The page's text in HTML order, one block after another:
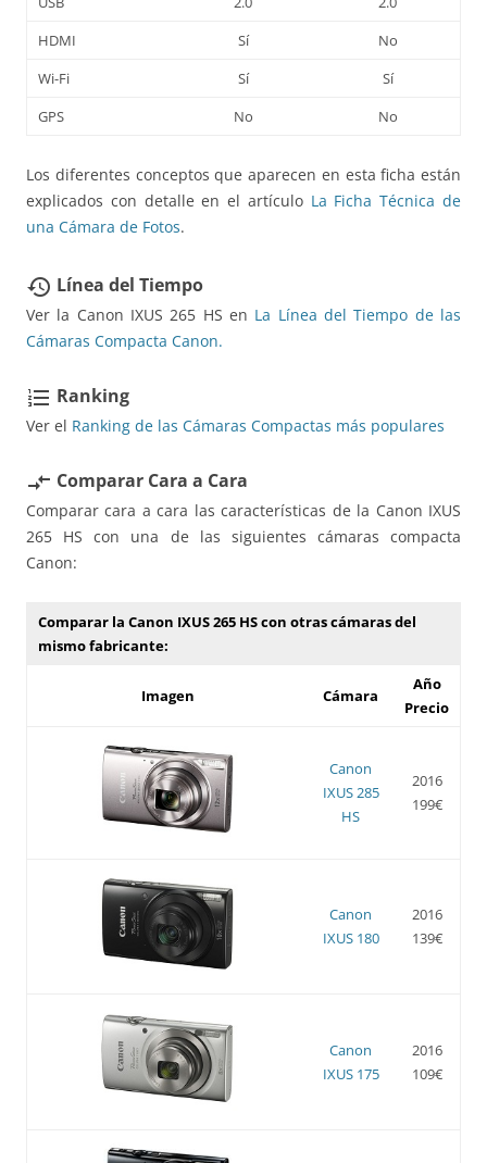
HDMI
Sí
No
Wi-Fi
Sí
Sí
GPS
No No
Los diferentes conceptos que aparecen en esta ficha están
explicados con detalle en el artículo La Ficha Técnica de
una Cámara de Fotos.
restore Línea del Tiempo
Ver la Canon IXUS 265 HS en La Línea del Tiempo de las
Cámaras Compacta Canon.
format_list_numbered Ranking
Ver el Ranking de las Cámaras Compactas más populares
compare_arrows Comparar Cara a Cara
Comparar cara a cara las características de la Canon IXUS
265 HS con una de las siguientes cámaras compacta
Canon:
Comparar la Canon IXUS 265 HS con otras cámaras del
mismo fabricante:
Imagen Cámara
Año
Precio
Canon
IXUS 285
HS
2016
199€
Canon
IXUS 180
2016
139€
Canon
IXUS 175
2016
109€